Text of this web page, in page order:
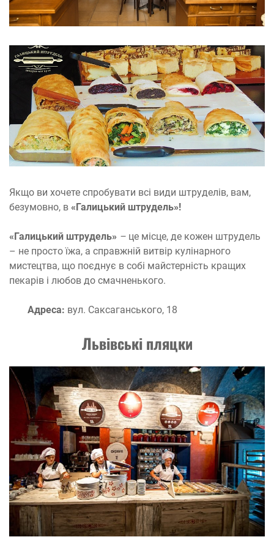
Якщо ви хочете спробувати всі види штруделів, вам,
безумовно, в «Галицький штрудель»!
«Галицький штрудель» – це місце, де кожен штрудель
– не просто їжа, а справжній витвір кулінарного
мистецтва, що поєднує в собі майстерність кращих
пекарів і любов до смачненького.
Адреса: вул. Саксаганського, 18
Львівські пляцки